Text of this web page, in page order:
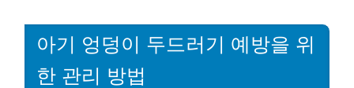
아기 엉덩이 두드러기 예방을 위
한 관리 방법